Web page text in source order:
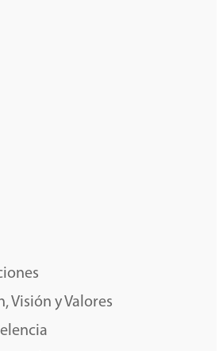
Visión y Valores